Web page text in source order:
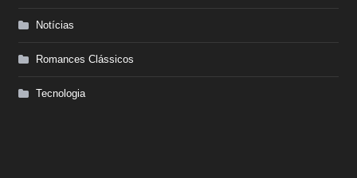
Notícias
Romances Clássicos
Tecnologia